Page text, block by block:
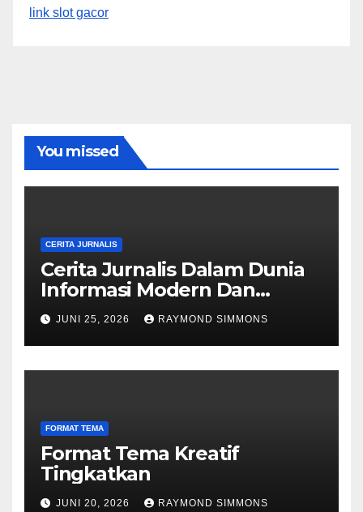
link slot gacor
You missed
CERITA JURNALIS
Cerita Jurnalis Dalam Dunia
Informasi Modern Dan
Dinamika Berita
JUNI 25, 2026 RAYMOND SIMMONS
FORMAT TEMA
Format Tema Kreatif
Tingkatkan
JUNI 20, 2026 RAYMOND SIMMONS